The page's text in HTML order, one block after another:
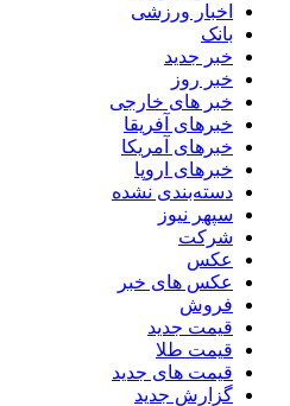
اخبار ورزشی
بانک
خبر جدید
خبر روز
خبر های خارجی
خبرهای آفریقا
خبرهای آمریکا
خبرهای اروپا
دسته‌بندی نشده
سپهر نیوز
شرکت
عکس
عکس های خبر
فروش
قیمت جدید
قیمت طلا
قیمت های جدید
گزارش جدید